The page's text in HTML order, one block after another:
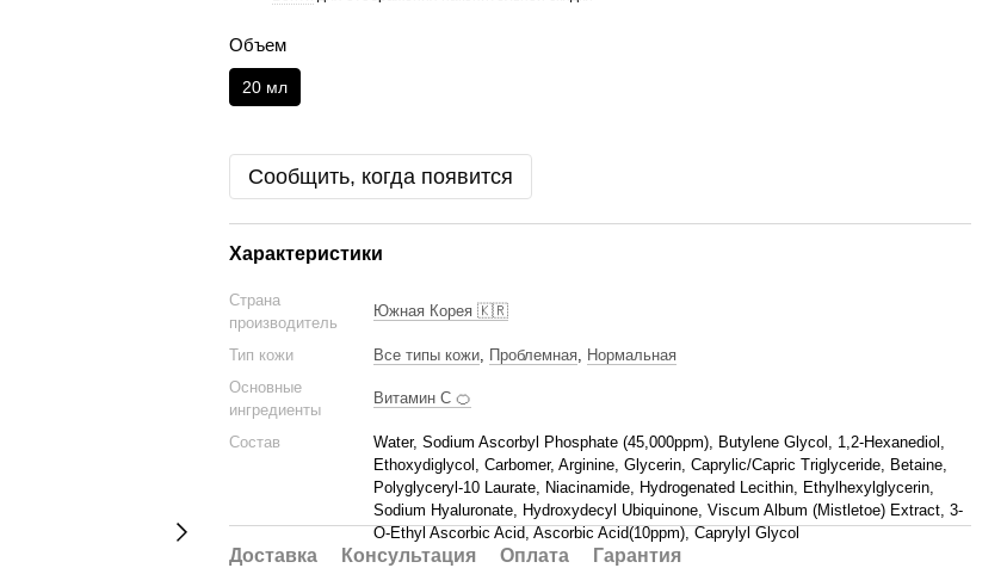
Объем
20 мл
Сообщить, когда появится
Характеристики
Страна
производитель
Южная Корея 🇰🇷
Тип кожи Все типы кожи, Проблемная, Нормальная
Основные
ингредиенты
Витамин C 🍊
Состав
Water, Sodium Ascorbyl Phosphate (45,000ppm), Butylene Glycol, 1,2-Hexanediol,
Ethoxydiglycol, Carbomer, Arginine, Glycerin, Caprylic/Capric Triglyceride, Betaine,
Polyglyceryl-10 Laurate, Niacinamide, Hydrogenated Lecithin, Ethylhexylglycerin,
Sodium Hyaluronate, Hydroxydecyl Ubiquinone, Viscum Album (Mistletoe) Extract, 3-
O-Ethyl Ascorbic Acid, Ascorbic Acid(10ppm), Caprylyl Glycol
Доставка Консультация Оплата Гарантия